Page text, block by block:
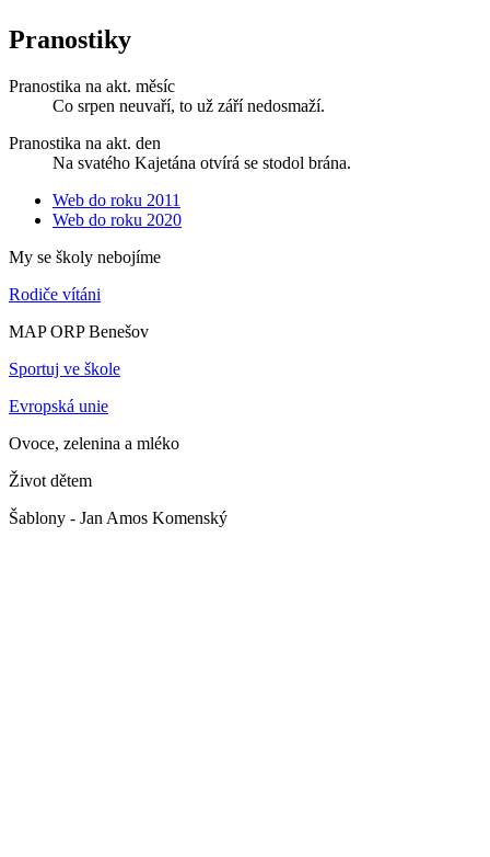
Pranostiky
Pranostika na akt. měsíc
Co srpen neuvaří, to už září nedosmaží.
Pranostika na akt. den
Na svatého Kajetána otvírá se stodol brána.
Web do roku 2011
Web do roku 2020
My se školy nebojíme
Rodiče vítáni
MAP ORP Benešov
Sportuj ve škole
Evropská unie
Ovoce, zelenina a mléko
Život dětem
Šablony - Jan Amos Komenský